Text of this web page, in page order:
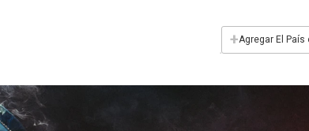
+Agregar El País